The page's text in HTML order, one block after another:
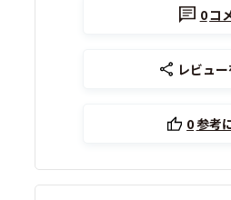
0コ
レビュ
0参考